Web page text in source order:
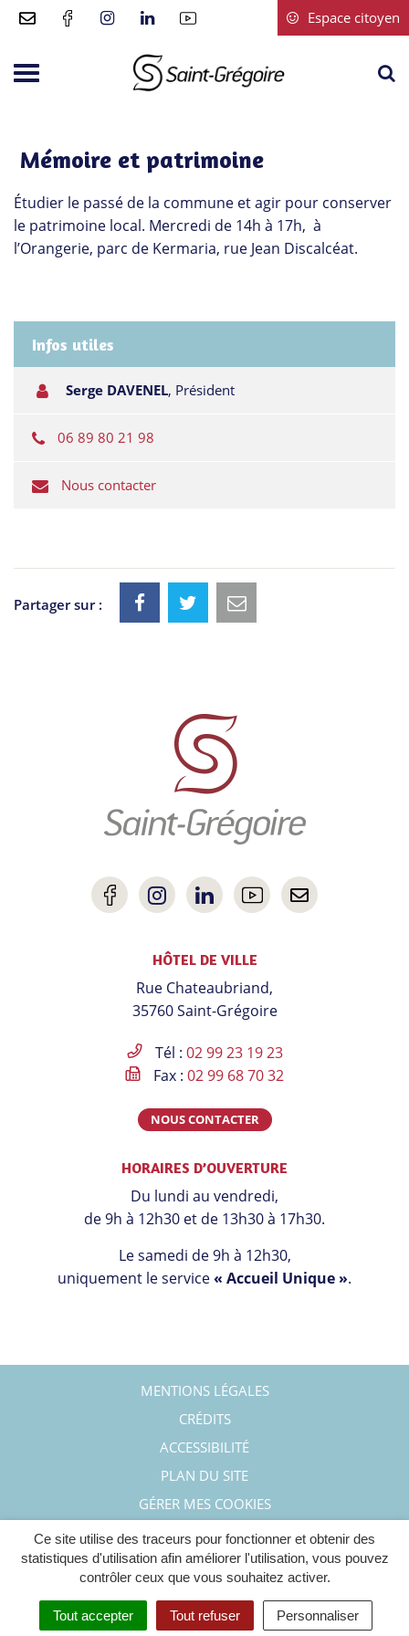
Gestion des traceurs
Ce site utilise des traceurs pour fonctionner et obtenir des
statistiques d'utilisation afin améliorer l'utilisation, vous pouvez
contrôler ceux que vous souhaitez activer.
Tout accepter Tout refuser Personnaliser
Espace citoyen
Aller
Mémoire et patrimoine
Étudier le passé de la commune et agir pour conserver
le patrimoine local. Mercredi de 14h à 17h, à
l’Orangerie, parc de Kermaria, rue Jean Discalcéat.
Infos utiles
Serge DAVENEL, Président
06 89 80 21 98
Nous contacter
Partager sur :
Informations
Lien
compte
Facebook
Lien
vers
le
compte
Instagram
Lien
compte
Linkedin
Lien
la
chaîne
Youtube
Nous
HÔTEL DE VILLE
Rue Chateaubriand,
35760 Saint-Grégoire
Tél : 02 99 23 19 23
Fax : 02 99 68 70 32
NOUS CONTACTER
HORAIRES D’OUVERTURE
Du lundi au vendredi,
de 9h à 12h30 et de 13h30 à 17h30.
Le samedi de 9h à 12h30,
uniquement le service« Accueil Unique ».
MENTIONS LÉGALES
CRÉDITS
ACCESSIBILITÉ
PLAN DU SITE
GÉRER MES COOKIES